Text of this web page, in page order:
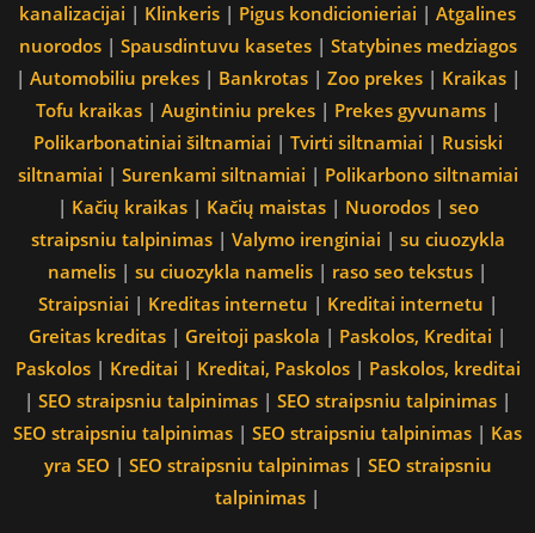
kanalizacijai | Klinkeris | Pigus kondicionieriai | Atgalines
nuorodos| Spausdintuvu kasetes| Statybines medziagos
| Automobiliu prekes| Bankrotas| Zoo prekes| Kraikas|
Tofu kraikas| Augintiniu prekes| Prekes gyvunams|
Polikarbonatiniai šiltnamiai | Tvirti siltnamiai | Rusiski
siltnamiai | Surenkami siltnamiai | Polikarbono siltnamiai
| Kačių kraikas| Kačių maistas| Nuorodos| seo
straipsniu talpinimas| Valymo irenginiai | su ciuozykla
namelis | su ciuozykla namelis | raso seo tekstus |
Straipsniai | Kreditas internetu | Kreditai internetu |
Greitas kreditas | Greitoji paskola | Paskolos, Kreditai |
Paskolos| Kreditai | Kreditai, Paskolos| Paskolos, kreditai
| SEO straipsniu talpinimas | SEO straipsniu talpinimas |
SEO straipsniu talpinimas | SEO straipsniu talpinimas | Kas
yra SEO | SEO straipsniu talpinimas| SEO straipsniu
talpinimas |